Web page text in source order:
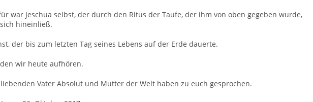
war Jeschua selbst, der durch den Ritus der Taufe, der ihm von oben gegeben wurde,
hineinließ.
der bis zum letzten Tag seines Lebens auf der Erde dauerte.
wir heute aufhören.
Vater Absolut und Mutter der Welt haben zu euch gesprochen.